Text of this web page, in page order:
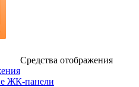
Средства отображения
ЖК-панели